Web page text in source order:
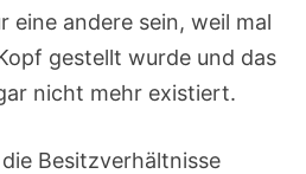
eine andere sein, weil mal
gestellt wurde und das
nicht mehr existiert.
Besitzverhältnisse